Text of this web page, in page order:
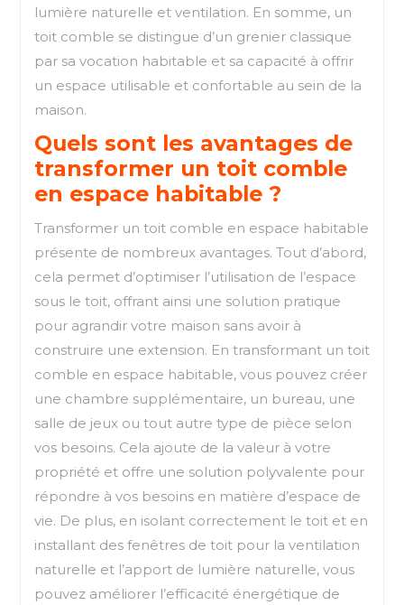
lumière naturelle et ventilation. En somme, un
toit comble se distingue d’un grenier classique
par sa vocation habitable et sa capacité à offrir
un espace utilisable et confortable au sein de la
maison.
Quels sont les avantages de
transformer un toit comble
en espace habitable ?
Transformer un toit comble en espace habitable
présente de nombreux avantages. Tout d’abord,
cela permet d’optimiser l’utilisation de l’espace
sous le toit, offrant ainsi une solution pratique
pour agrandir votre maison sans avoir à
construire une extension. En transformant un toit
comble en espace habitable, vous pouvez créer
une chambre supplémentaire, un bureau, une
salle de jeux ou tout autre type de pièce selon
vos besoins. Cela ajoute de la valeur à votre
propriété et offre une solution polyvalente pour
répondre à vos besoins en matière d’espace de
vie. De plus, en isolant correctement le toit et en
installant des fenêtres de toit pour la ventilation
naturelle et l’apport de lumière naturelle, vous
pouvez améliorer l’efficacité énergétique de